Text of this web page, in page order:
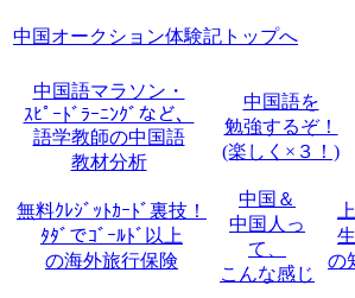
中国オークション体験記トップへ
中国語マラソン・
ｽﾋﾟｰﾄﾞﾗｰﾆﾝｸﾞなど、
語学教師の中国語
教材分析
中国語を
勉強するぞ！
(楽しく×３！)
無料ｸﾚｼﾞｯﾄｶｰﾄﾞ裏技！
ﾀﾀﾞでｺﾞｰﾙﾄﾞ以上
の海外旅行保険
中国＆
中国人っ
て、
こんな感じ
の